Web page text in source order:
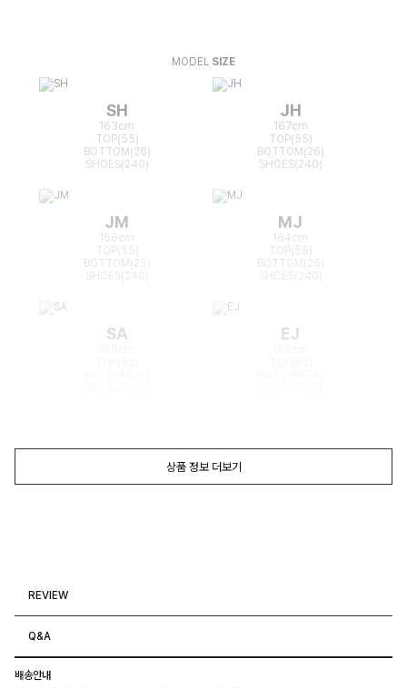
MODEL SIZE
SH
163cm
TOP(55)
BOTTOM(26)
SHOES(240)
JH
167cm
TOP(55)
BOTTOM(26)
SHOES(240)
JM
166cm
TOP(55)
BOTTOM(25)
MJ
164cm
TOP(55)
BOTTOM(26)
SA EJ
상품 정보 더보기
REVIEW
Q&A
배송안내